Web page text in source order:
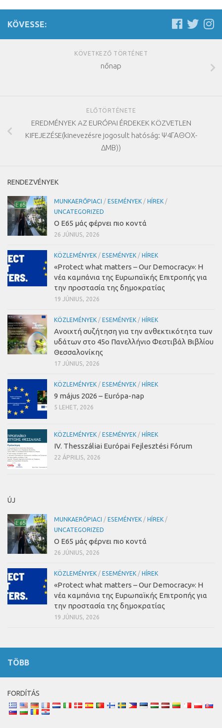
KÖVESSE:
KÖVETKEZŐ TÖRTÉNET
nőnap
ELŐTÖRTÉNETE
EREDMÉNYEK AZ EURÓPAI ÉRDEKEK KÖZVETLEN
KIFEJEZÉSE(kinevezésre jogosult hatóság: Ψ4ΓΑΘΟΧ-
ΔΜΒ))
RENDEZVÉNYEK
MUNKAERŐPIACI / ESEMÉNYEK / HÍREK /
UNCATEGORIZED
Ο Ε65 μάς φέρνει πιο κοντά
26 JÚNIUS, 2026
KÖZLEMÉNYEK / ESEMÉNYEK / HÍREK
«Protect what matters – Our Democracy»: Η
νέα καμπάνια της Ευρωπαϊκής Επιτροπής για
την προστασία της δημοκρατίας
19 JÚNIUS, 2026
KÖZLEMÉNYEK / ESEMÉNYEK / HÍREK
Ανοιχτή συζήτηση για την ανθεκτικότητα των
υδάτων στο 45ο Πανελλήνιο Φεστιβάλ Βιβλίου
Θεσσαλονίκης
17 JÚNIUS, 2026
KÖZLEMÉNYEK / ESEMÉNYEK / HÍREK
9 május 2026 – Európa-nap
5 LEHET, 2026
KÖZLEMÉNYEK / ESEMÉNYEK / HÍREK
IV. Thesszáliai Európai Fejlesztési Fórum
22 ÁPRILIS, 2026
ÚJ
MUNKAERŐPIACI / ESEMÉNYEK / HÍREK /
UNCATEGORIZED
Ο Ε65 μάς φέρνει πιο κοντά
26 JÚNIUS, 2026
KÖZLEMÉNYEK / ESEMÉNYEK / HÍREK
«Protect what matters – Our Democracy»: Η
νέα καμπάνια της Ευρωπαϊκής Επιτροπής για
την προστασία της δημοκρατίας
19 JÚNIUS, 2026
TÖBB
FORDÍTÁS